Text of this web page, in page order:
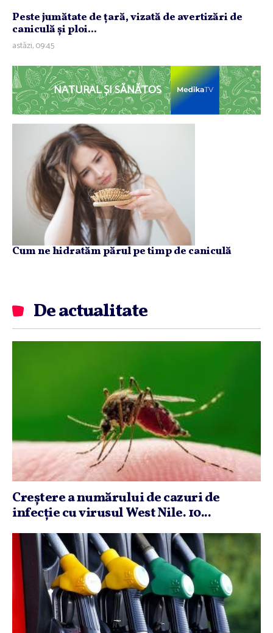
Peste jumătate de ţară, vizată de avertizări de
caniculă şi ploi...
astăzi, 09:45
NATURAL ȘI SĂNĂTOS
Cum ne hidratăm părul pe timp de caniculă
De actualitate
Creştere a numărului de cazuri de
infecţie cu virusul West Nile. 10...